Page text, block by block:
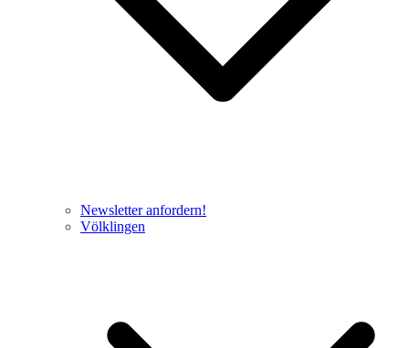
Newsletter anfordern!
Völklingen